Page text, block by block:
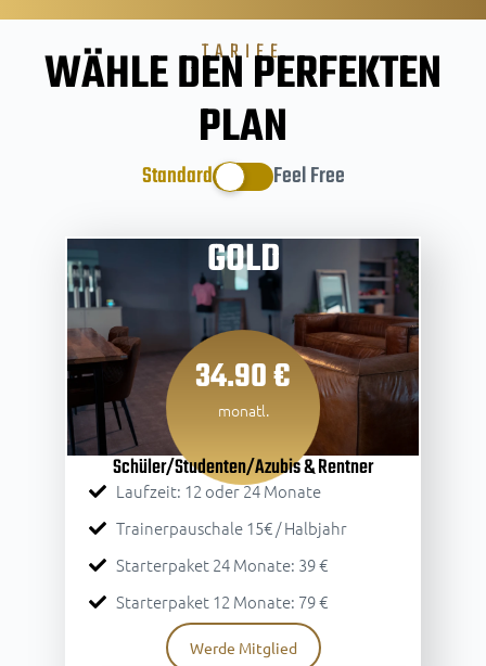
TARIFE
WÄHLE DEN PERFEKTEN
PLAN
Standard Feel Free
GOLD
34.90 €
monatl.
Schüler/Studenten/Azubis & Rentner
Laufzeit: 12 oder 24 Monate
Trainerpauschale 15€ / Halbjahr
Starterpaket 24 Monate: 39 €
Starterpaket 12 Monate: 79 €
Werde Mitglied